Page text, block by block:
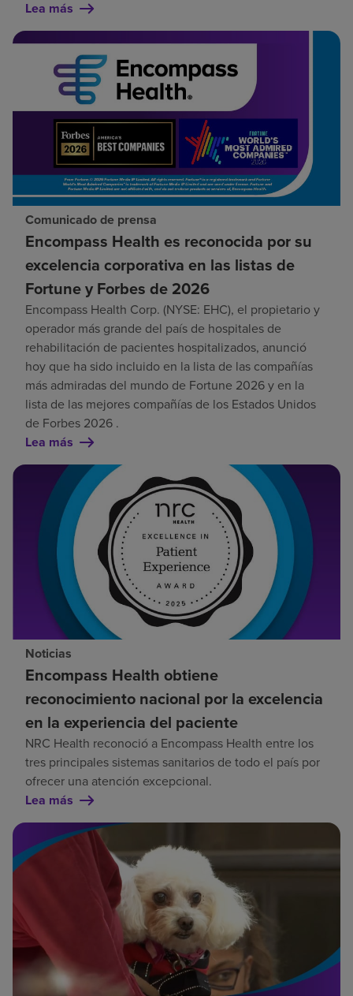
Lea más
Comunicado de prensa
Encompass Health es reconocida por su
excelencia corporativa en las listas de
Fortune y Forbes de 2026
Encompass Health Corp. (NYSE: EHC), el propietario y
operador más grande del país de hospitales de
rehabilitación de pacientes hospitalizados, anunció
hoy que ha sido incluido en la lista de las compañías
más admiradas del mundo de Fortune 2026 y en la
lista de las mejores compañías de los Estados Unidos
de Forbes 2026 .
Lea más
Noticias
Encompass Health obtiene
reconocimiento nacional por la excelencia
en la experiencia del paciente
NRC Health reconoció a Encompass Health entre los
tres principales sistemas sanitarios de todo el país por
ofrecer una atención excepcional.
Lea más